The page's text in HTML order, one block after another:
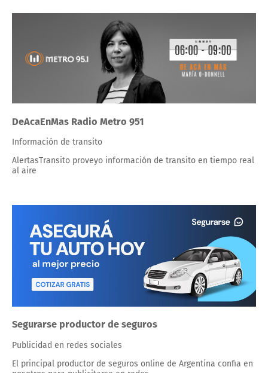
DeAcaEnMas Radio Metro 951
Información de transito
AlertasTransito proveyo información de transito en tiempo real
al aire
Segurarse productor de seguros
Publicidad en redes sociales
El principal productor de seguros online de Argentina confia en